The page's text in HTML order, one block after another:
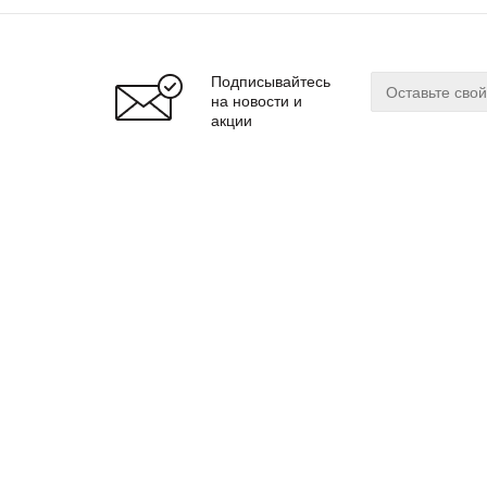
Подписывайтесь
на новости и
акции